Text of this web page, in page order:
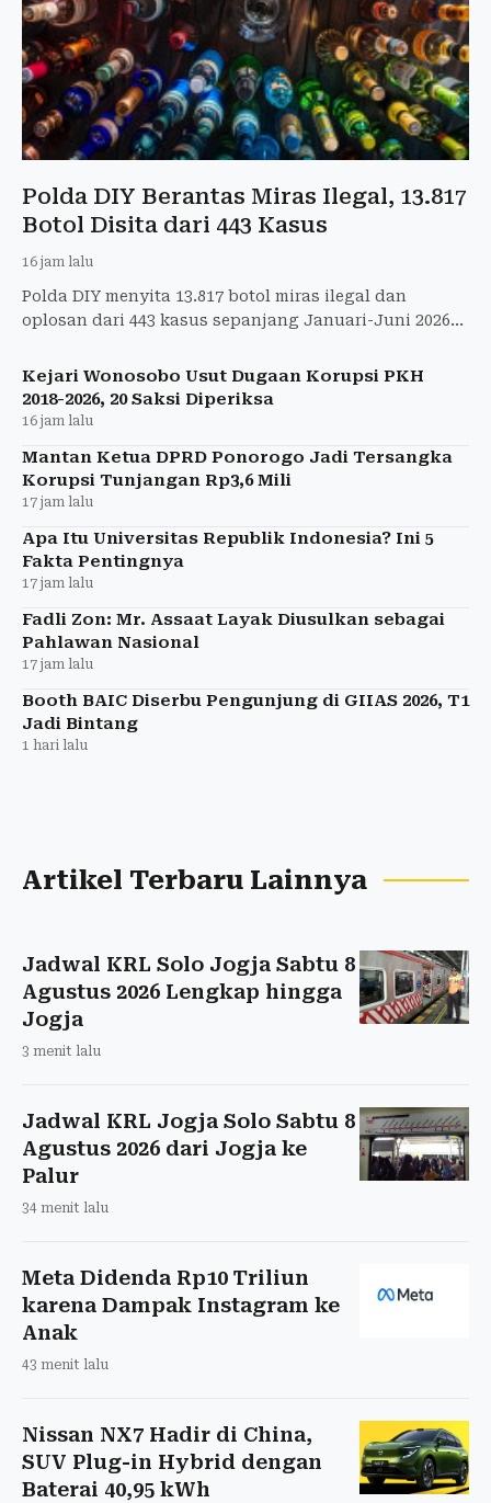
Polda DIY Berantas Miras Ilegal, 13.817
Botol Disita dari 443 Kasus
16 jam lalu
Polda DIY menyita 13.817 botol miras ilegal dan
oplosan dari 443 kasus sepanjang Januari-Juni 2026
Kejari Wonosobo Usut Dugaan Korupsi PKH
2018-2026, 20 Saksi Diperiksa
16 jam lalu
Mantan Ketua DPRD Ponorogo Jadi Tersangka
Korupsi Tunjangan Rp3,6 Mili
17 jam lalu
Apa Itu Universitas Republik Indonesia? Ini 5
Fakta Pentingnya
17 jam lalu
Fadli Zon: Mr. Assaat Layak Diusulkan sebagai
Pahlawan Nasional
17 jam lalu
Booth BAIC Diserbu Pengunjung di GIIAS 2026, T1
Jadi Bintang
1 hari lalu
Artikel Terbaru Lainnya
Jadwal KRL Solo Jogja Sabtu 8
Agustus 2026 Lengkap hingga
Jogja
3 menit lalu
Jadwal KRL Jogja Solo Sabtu 8
Agustus 2026 dari Jogja ke
Palur
34 menit lalu
Meta Didenda Rp10 Triliun
karena Dampak Instagram ke
Anak
43 menit lalu
Nissan NX7 Hadir di China,
SUV Plug-in Hybrid dengan
Baterai 40,95 kWh